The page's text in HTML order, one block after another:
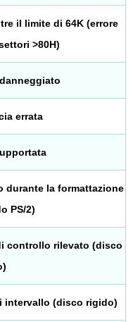
il limite di 64K (errore
>80H)
errata
durante la formattazione
PS/2)
controllo rilevato (disco
intervallo (disco rigido)